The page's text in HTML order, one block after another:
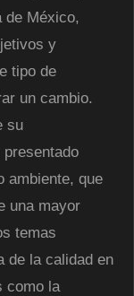
de México,
y
tipo de
un cambio.
su
ambiente, que
una mayor
temas
de la calidad en
como la